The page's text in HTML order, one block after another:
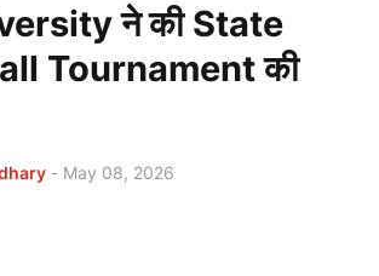
ने की State
Tournament की
- May 08, 2026